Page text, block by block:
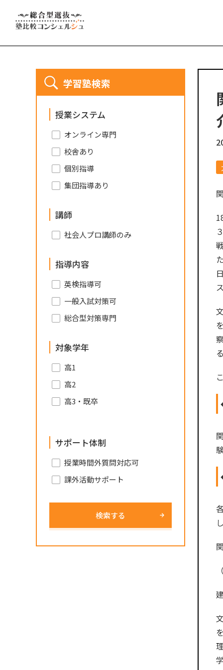
学習塾検索
授業システム
オンライン専門
校舎あり
個別指導
集団指導あり
講師
社会人プロ講師のみ
指導内容
英検指導可
一般入試対策可
総合型対策専門
対象学年
高1
高2
高3・既卒
サポート体制
授業時間外質問対応可
課外活動サポート
検索する